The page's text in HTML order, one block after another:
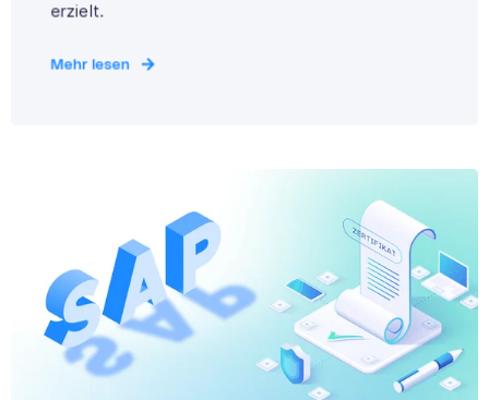
erzielt.
Mehr lesen